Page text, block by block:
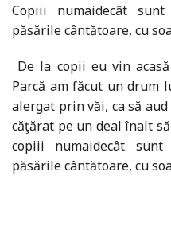
Copiii numaidecât
păsările cântătoare, cu
De la copii eu vin
Parcă am făcut un drum
alergat prin văi, ca să
căţărat pe un deal înalt
copiii numaidecât
păsările cântătoare, cu